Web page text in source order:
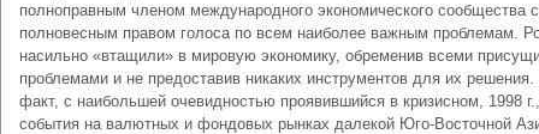
полноправным членом международного экономического сообщества с
полновесным правом голоса по всем наиболее важным проблемам.
насильно «втащили» в мировую экономику, обременив всеми
проблемами и не предоставив никаких инструментов для их решения.
факт, с наибольшей очевидностью проявившийся в кризисном, 1998
события на валютных и фондовых рынках далекой Юго-Восточной